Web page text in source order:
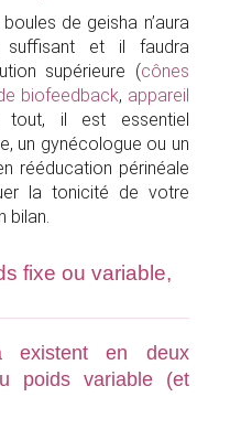
de geisha n’aura
suffisant et il faudra
supérieure (cônes
biofeedback, appareil
tout, il est essentiel
un gynécologue ou un
rééducation périnéale
la tonicité de votre
bilan.
fixe ou variable,
existent en deux
poids variable (et